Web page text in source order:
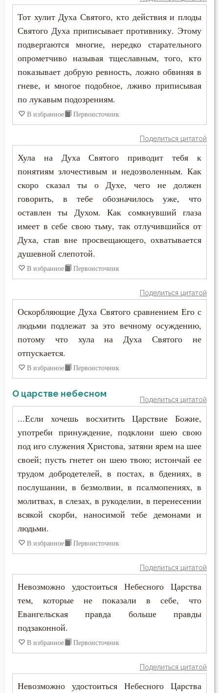
Сквернословие
Скорбь
Слава
Славолюбие
Слезы
Слух
Смертная память
Смерть
Смех
Смысл жизни
Снисхождение
Соблазн
Совершенство
Совет
Сокрушение
Спасение
Сплетни
Спор
Справедливость
Сребролюбие
Страдание
Страсть
Страх Божий
Тот хулит Духа Святого, кто действия и плоды
Святого Духа приписывает противнику. Этому
подвергаются многие, нередко старательного
опрометчиво называя тщеславным, того, кто
показывает добрую ревность, ложно обвиняя в
гневе, и многое подобное, лживо приписывая
по лукавым подозрениям.
В избранное Первоисточник
Поделиться цитатой
Хула на Духа Святого приводит тебя к
понятиям злочестивым и недозволенным. Как
скоро сказал ты о Духе, чего не должен
говорить, в тебе обозначилось уже, что
оставлен ты Духом. Как сомкнувший глаза
имеет в себе свою тьму, так отлучившийся от
Духа, став вне просвещающего, охватывается
душевной слепотой.
В избранное Первоисточник
Поделиться цитатой
Оскорбляющие Духа Святого сравнением Его с
людьми подлежат за это вечному осуждению,
потому что хула на Духа Святого не
отпускается.
В избранное Первоисточник
О царстве небесном
Поделиться цитатой
...Если хочешь восхитить Царствие Божие,
употреби принуждение, подклони шею свою
под иго служения Христова, затяни ярем на шее
своей; пусть гнетет он шею твою; истончай ее
трудом добродетелей, в постах, в бдениях, в
послушании, в безмолвии, в псалмопениях, в
молитвах, в слезах, в рукоделии, в перенесении
всякой скорби, наносимой тебе демонами и
людьми.
В избранное Первоисточник
Поделиться цитатой
Невозможно удостоиться Небесного Царства
тем, которые не показали в себе, что
Евангельская правда больше правды
подзаконной.
В избранное Первоисточник
Поделиться цитатой
Невозможно удостоиться Небесного Царства